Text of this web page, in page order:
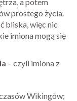
prostego życia.
bliska, więc nic
imiona mogą się
– czyli imiona z
Wikingów;